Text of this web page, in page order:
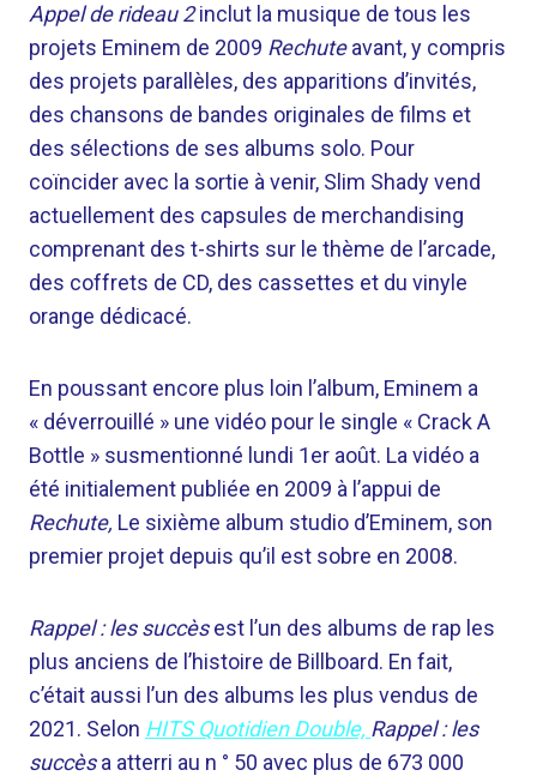
Appel de rideau 2inclut la musique de tous les
projets Eminem de 2009 Rechuteavant, y compris
des projets parallèles, des apparitions d’invités,
des chansons de bandes originales de films et
des sélections de ses albums solo. Pour
coïncider avec la sortie à venir, Slim Shady vend
actuellement des capsules de merchandising
comprenant des t-shirts sur le thème de l’arcade,
des coffrets de CD, des cassettes et du vinyle
orange dédicacé.
En poussant encore plus loin l’album, Eminem a
« déverrouillé » une vidéo pour le single « Crack A
Bottle » susmentionné lundi 1er août. La vidéo a
été initialement publiée en 2009 à l’appui de
Rechute, Le sixième album studio d’Eminem, son
premier projet depuis qu’il est sobre en 2008.
Rappel : les succèsest l’un des albums de rap les
plus anciens de l’histoire de Billboard. En fait,
c’était aussi l’un des albums les plus vendus de
2021. Selon HITS Quotidien Double, Rappel : les
succèsa atterri au n ° 50 avec plus de 673 000